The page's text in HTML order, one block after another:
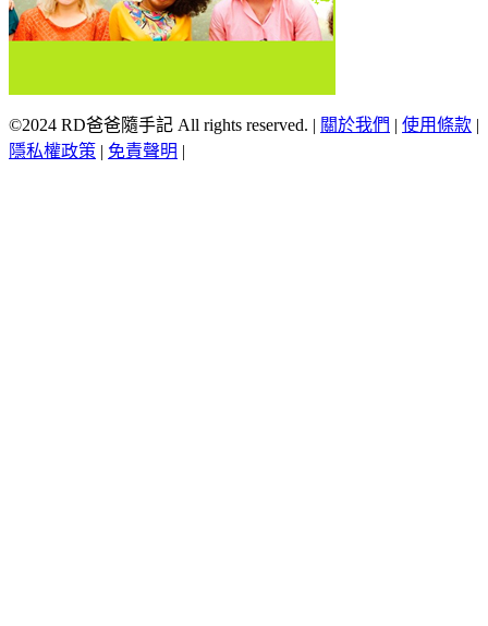
©2024 RD爸爸隨手記 All rights reserved. | 關於我們 | 使用條款 |
隱私權政策 | 免責聲明 |